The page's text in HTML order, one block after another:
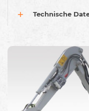
Technische